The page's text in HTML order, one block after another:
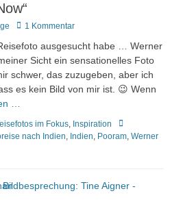
1 Kommentar
ausgesucht habe … Werner
Sicht ein sensationelles Foto
schwer, das zuzugeben, aber ich
es kein Bild von mir ist. 😉 Wenn
…
im Fokus, Inspiration
Tags
nach Indien, Indien, Pooram, Werner